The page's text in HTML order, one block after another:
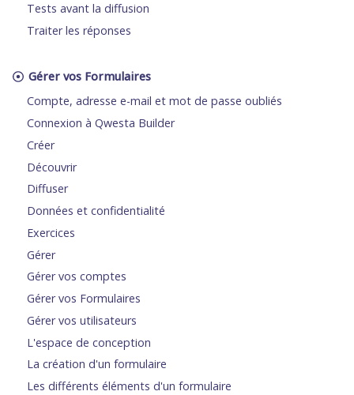
Tests avant la diffusion
Traiter les réponses
Gérer vos Formulaires
Compte, adresse e-mail et mot de passe oubliés
Connexion à Qwesta Builder
Créer
Découvrir
Diffuser
Données et confidentialité
Exercices
Gérer
Gérer vos comptes
Gérer vos Formulaires
Gérer vos utilisateurs
L'espace de conception
La création d'un formulaire
Les différents éléments d'un formulaire